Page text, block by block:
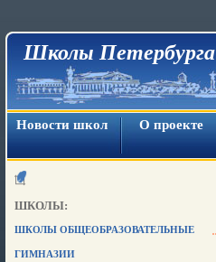
Школы Петербурга
Новости школ О проекте
ШКОЛЫ:
ШКОЛЫ ОБЩЕОБРАЗОВАТЕЛЬНЫЕ
ГИМНАЗИИ